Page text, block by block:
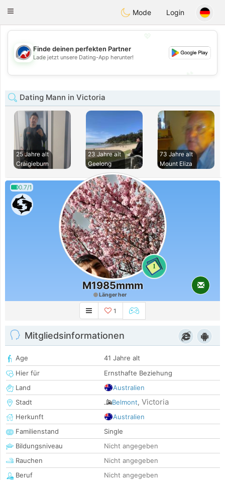
Australia Chat
Toggle
Mode Login
💖
💕
Finde deinen perfekten Partner
Lade jetzt unsere Dating-App herunter!
Dating Mann in Victoria
25 Jahre alt
Craigieburn
23 Jahre alt
Geelong
73 Jahre alt
Mount Eliza
0.7/1
1
M1985mmm
Länger her
1
Mitgliedsinformationen
Age
41 Jahre alt
Hier für
Ernsthafte Beziehung
Land
Australien
Stadt
Belmont, Victoria
Herkunft
Australien
Familienstand
Single
Bildungsniveau
Nicht angegeben
Rauchen
Nicht angegeben
Beruf
Nicht angegeben